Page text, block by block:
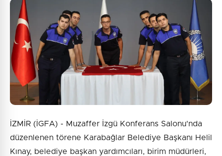
İZMİR (İGFA) - Muzaffer İzgü Konferans Salonu'nda
düzenlenen törene Karabağlar Belediye Başkanı Helil
Kınay, belediye başkan yardımcıları, birim müdürleri,